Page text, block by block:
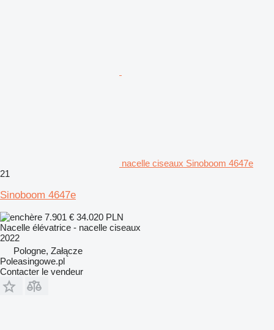
nacelle ciseaux Sinoboom 4647e
21
Sinoboom 4647e
7.901 € 34.020 PLN
Nacelle élévatrice - nacelle ciseaux
2022
Pologne, Załącze
Poleasingowe.pl
Contacter le vendeur